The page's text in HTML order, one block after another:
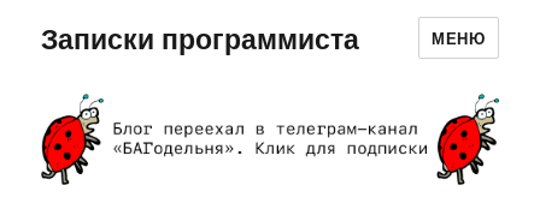
Записки программиста МЕНЮ